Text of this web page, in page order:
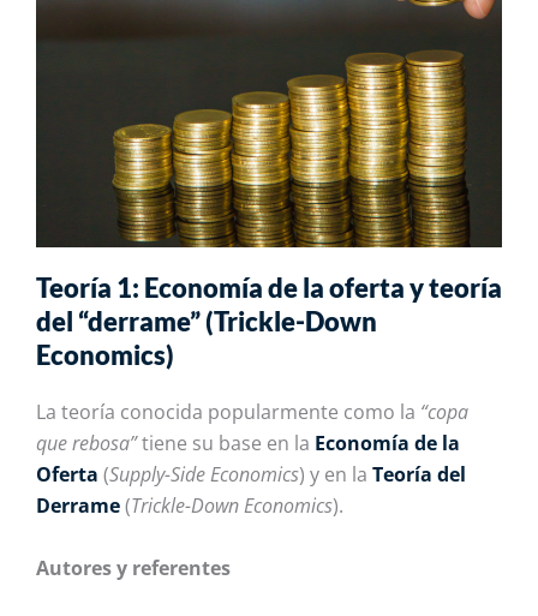
Teoría 1: Economía de la oferta y teoría
del “derrame” (Trickle-Down
Economics)
La teoría conocida popularmente como la “copa
que rebosa”tiene su base en la Economía de la
Oferta (Supply-Side Economics) y en la Teoría del
Derrame(Trickle-Down Economics).
Autores y referentes